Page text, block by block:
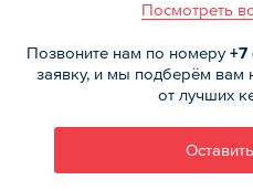
Посмотреть
Позвоните нам по номеру+7
заявку, и мы подберём вам
от лучших